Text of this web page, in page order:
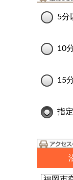
5分
10
15
指